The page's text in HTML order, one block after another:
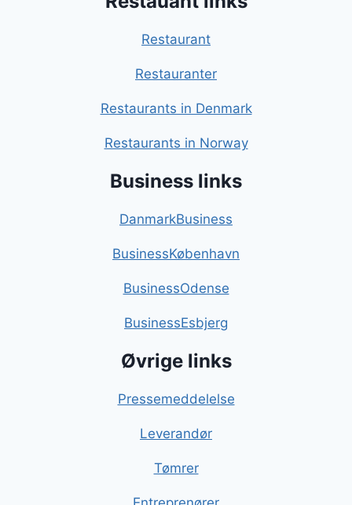
Restaurant
Restauranter
Restaurants in Denmark
Restaurants in Norway
Business links
DanmarkBusiness
BusinessKøbenhavn
BusinessOdense
BusinessEsbjerg
Øvrige links
Pressemeddelelse
Leverandør
Tømrer